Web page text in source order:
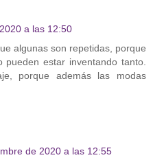
a las 12:50
algunas son repetidas, porque
estar inventando tanto.
porque además las modas
de 2020 a las 12:55